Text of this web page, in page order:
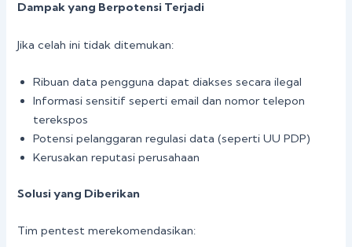
Dampak yang Berpotensi Terjadi
Jika celah ini tidak ditemukan:
Ribuan data pengguna dapat diakses secara ilegal
Informasi sensitif seperti email dan nomor telepon
terekspos
Potensi pelanggaran regulasi data (seperti UU PDP)
Kerusakan reputasi perusahaan
Solusi yang Diberikan
Tim pentest merekomendasikan: